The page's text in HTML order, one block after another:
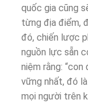
quốc gia cũng
từng địa điểm,
đó, chiến lược
nguồn lực sẵn
niệm rằng:
vững nhất, đó
mọi người trên